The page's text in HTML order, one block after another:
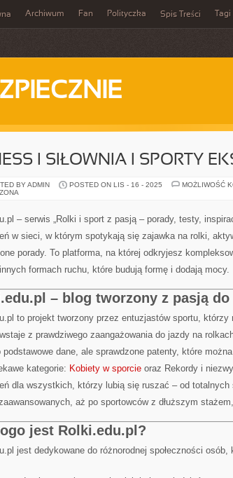
Archiwum Fan Polityczka Spis Treści Tagi
I SIŁOWNIA I SPORTY
BY ADMIN POSTED ON LIS - 16 - 2025 MOŻLIWOŚĆ
– serwis „Rolki i sport z pasją – porady, testy,
w sieci, w którym spotykają się zajawka na rolki,
porady. To platforma, na której odkryjesz
formach ruchu, które budują formę i dodają mocy.
– blog tworzony z pasją do
to projekt tworzony przez entuzjastów sportu,
z prawdziwego zaangażowania do jazdy na
podstawowe dane, ale sprawdzone patenty, które
kategorie: Kobiety w sporcie oraz Rekordy i
dla wszystkich, którzy lubią się ruszać – od totalnych
aż po sportowców z dłuższym
jest Rolki.edu.pl?
jest dedykowane do różnorodnej społeczności osób,